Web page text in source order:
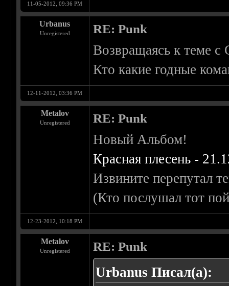
11-05-2012, 09:36 PM
Urbanus
Unregistered RE: Punk
Возвращаясь к теме
Кто какие годные
12-11-2012, 03:36 PM
Metalov
Unregistered RE: Punk
Новый Альбом!
Красная плесень -
Извините перепутал
(Кто послушал тот
12-23-2012, 10:18 PM
Metalov
Unregistered RE: Punk
Urbanus Писал(а):